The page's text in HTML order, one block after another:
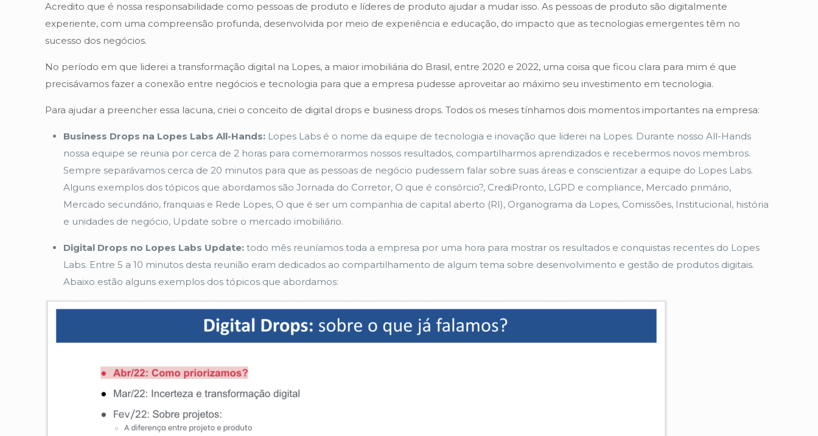
Acredito que é nossa responsabilidade como pessoas de produto e líderes de produto ajudar a mudar isso. As pessoas de produto são digitalmente
experiente, com uma compreensão profunda, desenvolvida por meio de experiência e educação, do impacto que as tecnologias emergentes têm no
sucesso dos negócios.
No período em que liderei a transformação digital na Lopes, a maior imobiliária do Brasil, entre 2020 e 2022, uma coisa que ficou clara para mim é que
precisávamos fazer a conexão entre negócios e tecnologia para que a empresa pudesse aproveitar ao máximo seu investimento em tecnologia.
Para ajudar a preencher essa lacuna, criei o conceito de digital drops e business drops. Todos os meses tínhamos dois momentos importantes na empresa:
Business Drops na Lopes Labs All-Hands: Lopes Labs é o nome da equipe de tecnologia e inovação que liderei na Lopes. Durante nosso All-Hands
nossa equipe se reunia por cerca de 2 horas para comemorarmos nossos resultados, compartilharmos aprendizados e recebermos novos membros.
Sempre separávamos cerca de 20 minutos para que as pessoas de negócio pudessem falar sobre suas áreas e conscientizar a equipe do Lopes Labs.
Alguns exemplos dos tópicos que abordamos são Jornada do Corretor, O que é consórcio?, CrediPronto, LGPD e compliance, Mercado primário,
Mercado secundário, franquias e Rede Lopes, O que é ser um companhia de capital aberto (RI), Organograma da Lopes, Comissões, Institucional, história
e unidades de negócio, Update sobre o mercado imobiliário.
Digital Drops no Lopes Labs Update: todo mês reuníamos toda a empresa por uma hora para mostrar os resultados e conquistas recentes do Lopes
Labs. Entre 5 a 10 minutos desta reunião eram dedicados ao compartilhamento de algum tema sobre desenvolvimento e gestão de produtos digitais.
Abaixo estão alguns exemplos dos tópicos que abordamos: